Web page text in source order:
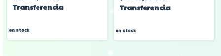
Transferencia
en stock
Transferencia
en stock